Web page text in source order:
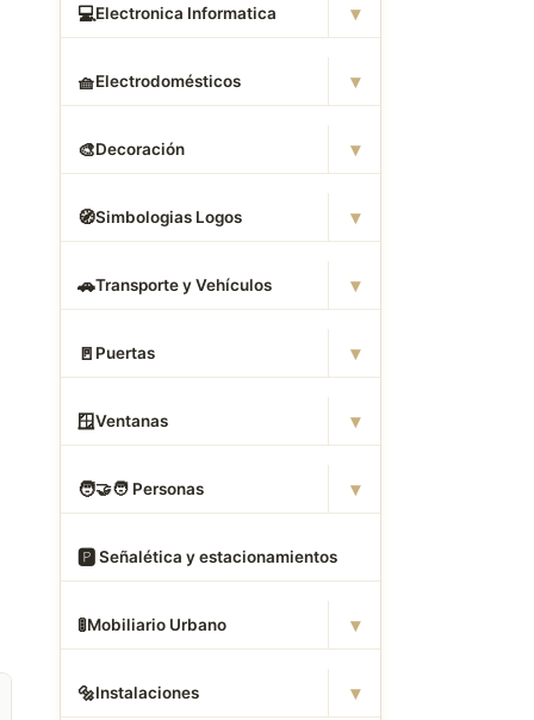
💻Electronica Informatica ▾
🧺Electrodomésticos ▾
🎨Decoración ▾
🧭Simbologias Logos ▾
🚗Transporte y Vehículos ▾
🚪 Puertas ▾
🪟Ventanas ▾
🧑‍🤝‍🧑 Personas ▾
🅿️ Señalética y estacionamientos
🚦Mobiliario Urbano ▾
🔩Instalaciones ▾